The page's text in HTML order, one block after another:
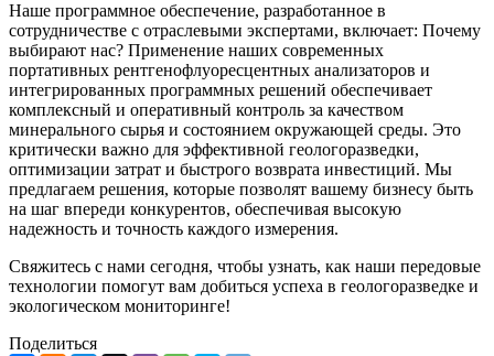
Наше программное обеспечение, разработанное в
сотрудничестве с отраслевыми экспертами, включает: Почему
выбирают нас? Применение наших современных
портативных рентгенофлуоресцентных анализаторов и
интегрированных программных решений обеспечивает
комплексный и оперативный контроль за качеством
минерального сырья и состоянием окружающей среды. Это
критически важно для эффективной геологоразведки,
оптимизации затрат и быстрого возврата инвестиций. Мы
предлагаем решения, которые позволят вашему бизнесу быть
на шаг впереди конкурентов, обеспечивая высокую
надежность и точность каждого измерения.
Свяжитесь с нами сегодня, чтобы узнать, как наши передовые
технологии помогут вам добиться успеха в геологоразведке и
экологическом мониторинге!
Поделиться